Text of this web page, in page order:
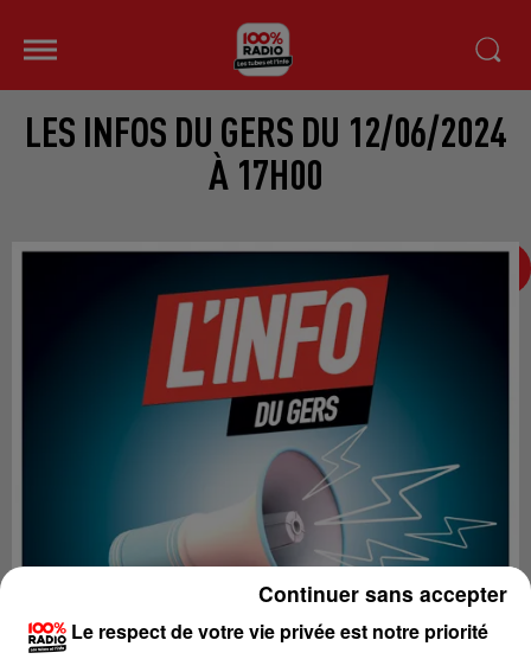
LES INFOS DU GERS DU 12/06/2024
À 17H00
Le respect de votre vie privée est notre priorité
Continuer sans accepter